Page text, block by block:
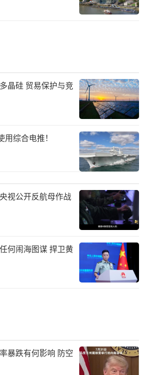
晶硅 贸易保护与竞
综合电推！
视公开反航母作战
何闹海图谋 捍卫黄
暴跌有何影响 防空